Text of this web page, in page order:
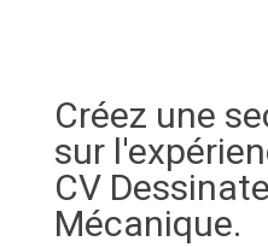
Créez une
sur
CV
Mécanique.